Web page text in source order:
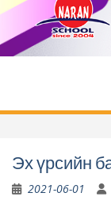
Эх үрсийн
2021-06-01